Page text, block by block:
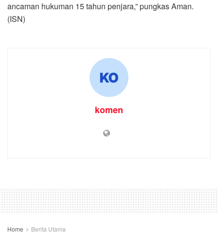
ancaman hukuman 15 tahun penjara,” pungkas Aman.
(ISN)
komen
Home Berita Utama